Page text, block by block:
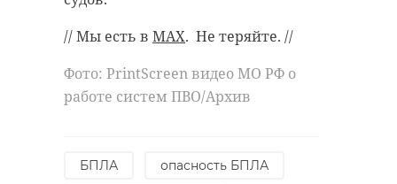
// Мы есть в MAX. Не теряйте. //
Фото: PrintScreen видео МО РФ о
работе систем ПВО/Архив
БПЛА опасность БПЛА